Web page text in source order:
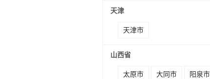
天津
天津市
山西省
太原市 大同市 阳泉市